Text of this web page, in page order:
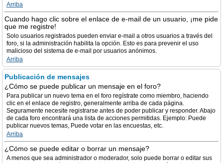
Arriba
Cuando hago clic sobre el enlace de e-mail de un usuario, ¡me pide
que me registre!
Solo usuarios registrados pueden enviar e-mail a otros usuarios a través del
foro, si la administración habilita la opción. Esto es para prevenir el uso
malicioso del sistema de e-mail por usuarios anónimos.
Arriba
Publicación de mensajes
¿Cómo se puede publicar un mensaje en el foro?
Para publicar un nuevo tema en el foro regístrate como miembro, haciendo
clic en el enlace de registro, generalmente arriba de cada página.
Seguramente necesite registrarse antes de poder publicar y responder. Abajo
de cada foro encontrará una lista de acciones permitidas. Ejemplo: Puede
publicar nuevos temas, Puede votar en las encuestas, etc.
Arriba
¿Cómo se puede editar o borrar un mensaje?
A menos que sea administrador o moderador, solo puede borrar o editar sus